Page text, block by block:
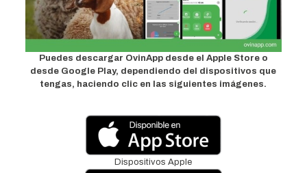
Puedes descargar OvinApp desde el Apple Store o
desde Google Play, dependiendo del dispositivos que
tengas, haciendo clic en las siguientes imágenes.
Dispositivos Apple